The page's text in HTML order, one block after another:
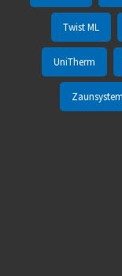
Twist ML
UniTherm